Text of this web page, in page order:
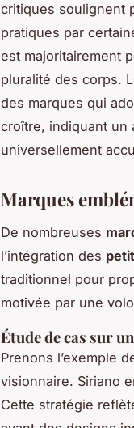
critiques soulignent
pratiques par
est majoritairement
pluralité des corps.
des marques qui
croître, indiquant un
universellement
Marques
De nombreuses
l’intégration des
traditionnel pour
motivée par une
Étude de cas sur
Prenons l’exemple
visionnaire. Siriano
Cette stratégie